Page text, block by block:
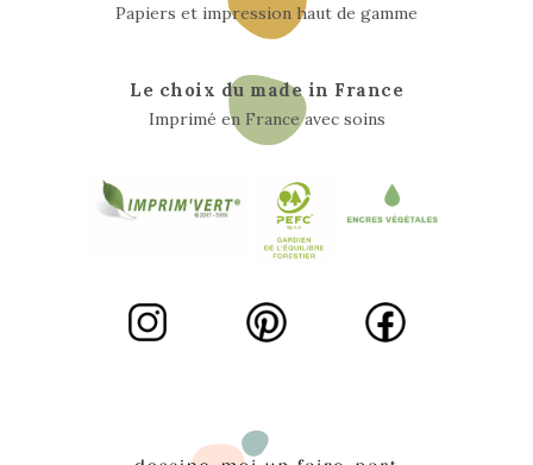
Papiers et impression haut de gamme
Le choix du made in France
Imprimé en France avec soins